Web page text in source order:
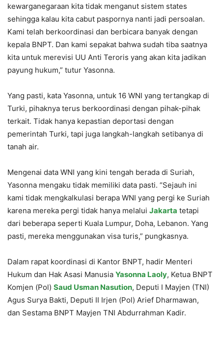
kewarganegaraan kita tidak menganut sistem states
sehingga kalau kita cabut paspornya nanti jadi persoalan.
Kami telah berkoordinasi dan berbicara banyak dengan
kepala BNPT. Dan kami sepakat bahwa sudah tiba saatnya
kita untuk merevisi UU Anti Teroris yang akan kita jadikan
payung hukum,” tutur Yasonna.
Yang pasti, kata Yasonna, untuk 16 WNI yang tertangkap di
Turki, pihaknya terus berkoordinasi dengan pihak-pihak
terkait. Tidak hanya kepastian deportasi dengan
pemerintah Turki, tapi juga langkah-langkah setibanya di
tanah air.
Mengenai data WNI yang kini tengah berada di Suriah,
Yasonna mengaku tidak memiliki data pasti. “Sejauh ini
kami tidak mengkalkulasi berapa WNI yang pergi ke Suriah
karena mereka pergi tidak hanya melalui Jakarta tetapi
dari beberapa seperti Kuala Lumpur, Doha, Lebanon. Yang
pasti, mereka menggunakan visa turis,” pungkasnya.
Dalam rapat koordinasi di Kantor BNPT, hadir Menteri
Hukum dan Hak Asasi Manusia Yasonna Laoly, Ketua BNPT
Komjen (Pol) Saud Usman Nasution, Deputi I Mayjen (TNI)
Agus Surya Bakti, Deputi II Irjen (Pol) Arief Dharmawan,
dan Sestama BNPT Mayjen TNI Abdurrahman Kadir.